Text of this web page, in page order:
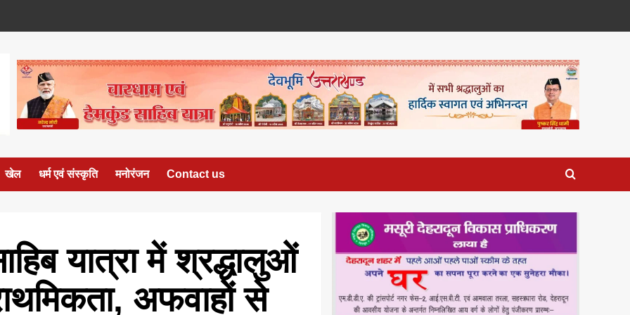
खेल धर्म एवं संस्कृति मनोरंजन Contact us
यात्रा में श्रद्धालुओं
अफवाहों से